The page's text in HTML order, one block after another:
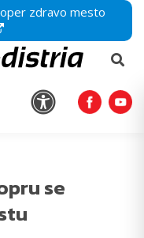
zdravo mesto
se